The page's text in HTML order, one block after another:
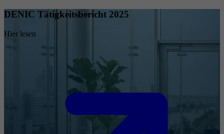
DENIC Tätigkeitsbericht 2025
Hier lesen